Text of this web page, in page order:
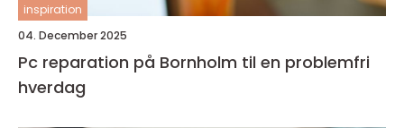
inspiration
04. December 2025
Pc reparation på Bornholm til en problemfri
hverdag